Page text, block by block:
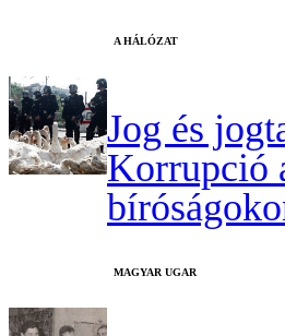
A HÁLÓZAT
Jog és
Korrupció
MAGYAR UGAR